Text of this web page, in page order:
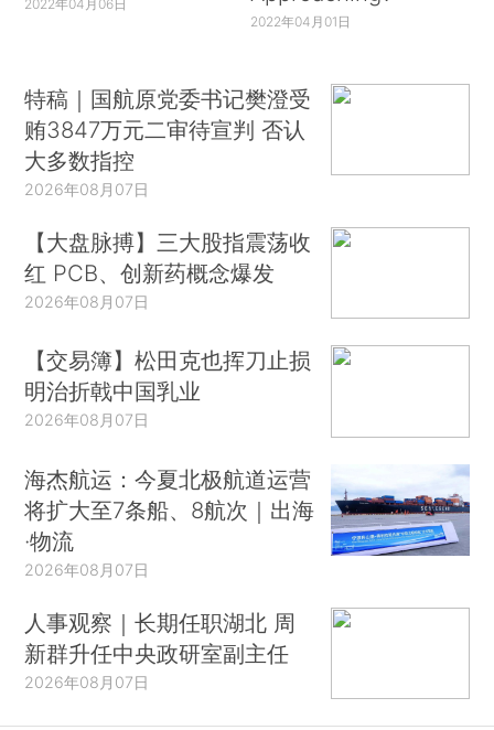
2022年04月06日
2022年04月01日
特稿｜国航原党委书记樊澄受
贿3847万元二审待宣判 否认
大多数指控
2026年08月07日
【大盘脉搏】三大股指震荡收
红 PCB、创新药概念爆发
2026年08月07日
【交易簿】松田克也挥刀止损
明治折戟中国乳业
2026年08月07日
海杰航运：今夏北极航道运营
将扩大至7条船、8航次｜出海
·物流
2026年08月07日
人事观察｜长期任职湖北 周
新群升任中央政研室副主任
2026年08月07日